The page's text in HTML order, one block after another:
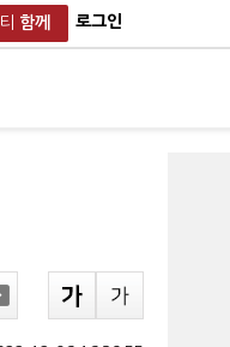
함께 로그인